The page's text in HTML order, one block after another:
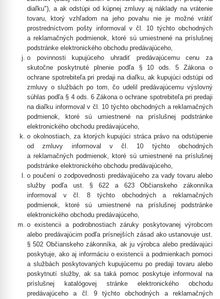
diaľku"), a ak odstúpi od kúpnej zmluvy aj náklady na vrátenie
tovaru, ktorý vzhľadom na jeho povahu nie je možné vrátiť
prostredníctvom pošty informoval v čl. 10 týchto obchodných
a reklamačných podmienok, ktoré sú umiestnené na príslušnej
podstránke elektronického obchodu predávajúceho,
o povinnosti kupujúceho uhradiť predávajúcemu cenu za
skutočne poskytnuté plnenie podľa § 10 ods. 5 Zákona o
ochrane spotrebiteľa pri predaji na diaľku, ak kupujúci odstúpi od
zmluvy o službách po tom, čo udelil predávajúcemu výslovný
súhlas podľa § 4 ods. 6 Zákona o ochrane spotrebiteľa pri predaji
na diaľku informoval v čl. 10 týchto obchodných a reklamačných
podmienok, ktoré sú umiestnené na príslušnej podstránke
elektronického obchodu predávajúceho,
o okolnostiach, za ktorých kupujúci stráca právo na odstúpenie
od zmluvy informoval v čl. 10 týchto obchodných
a reklamačných podmienok, ktoré sú umiestnené na príslušnej
podstránke elektronického obchodu predávajúceho,
o poučení o zodpovednosti predávajúceho za vady tovaru alebo
služby podľa ust. § 622 a 623 Občianskeho zákonníka
informoval v čl. 8 týchto obchodných a reklamačných
podmienok, ktoré sú umiestnené na príslušnej podstránke
elektronického obchodu predávajúceho,
o existencii a podrobnostiach záruky poskytovanej výrobcom
alebo predávajúcim podľa prísnejších zásad ako ustanovuje ust.
§ 502 Občianskeho zákonníka, ak ju výrobca alebo predávajúci
poskytuje, ako aj informáciu o existencii a podmienkach pomoci
a službách poskytovaných kupujúcemu po predaji tovaru alebo
poskytnutí služby, ak sa taká pomoc poskytuje informoval na
príslušnej katalógovej stránke elektronického obchodu
predávajúceho a čl. 9 týchto obchodných a reklamačných